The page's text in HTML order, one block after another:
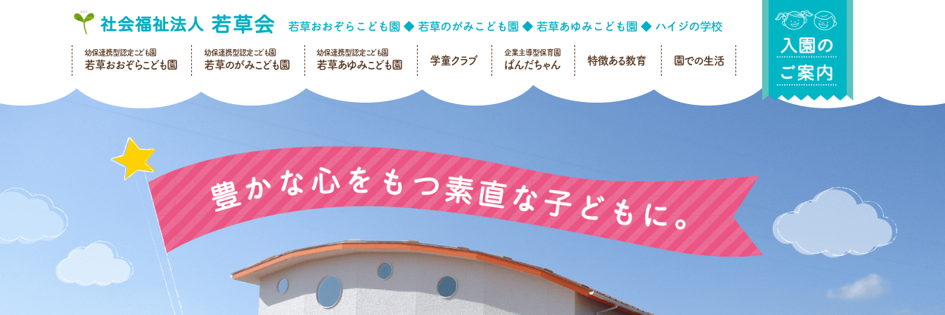
幼保連携型認定こども園
若草おおぞらこども園
幼保連携型認定こども園
若草のがみこども園
幼保連携型認定こども園
若草あゆみこども園 学童クラブ
企業主導型保育園
ぱんだちゃん 特徴ある教育 園での生活